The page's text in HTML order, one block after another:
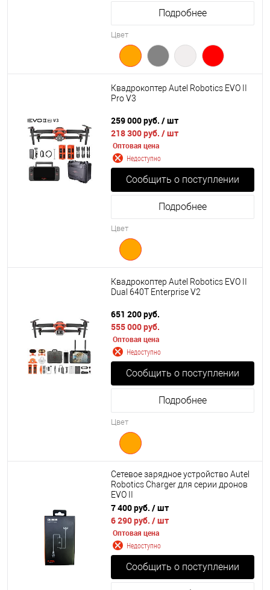
Подробнее
Цвет
Квадрокоптер Autel Robotics EVO II
Pro V3
259 000 руб. / шт
218 300 руб. / шт
Оптовая цена
Недоступно
Сообщить о поступлении
Подробнее
Цвет
Квадрокоптер Autel Robotics EVO II
Dual 640T Enterprise V2
651 200 руб.
555 000 руб.
Оптовая цена
Недоступно
Сообщить о поступлении
Подробнее
Цвет
Сетевое зарядное устройство Autel
Robotics Charger для серии дронов
EVO II
7 400 руб. / шт
6 290 руб. / шт
Оптовая цена
Недоступно
Сообщить о поступлении